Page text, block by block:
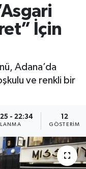
İçin
Adana’da
ve renkli bir
- 22:34 12
GÖSTERIM